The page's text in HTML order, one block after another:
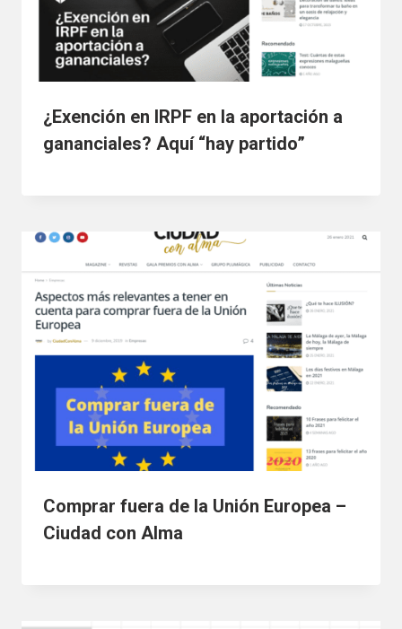
¿Exención en IRPF en la aportación a
gananciales? Aquí “hay partido”
Comprar fuera de la Unión Europea –
Ciudad con Alma